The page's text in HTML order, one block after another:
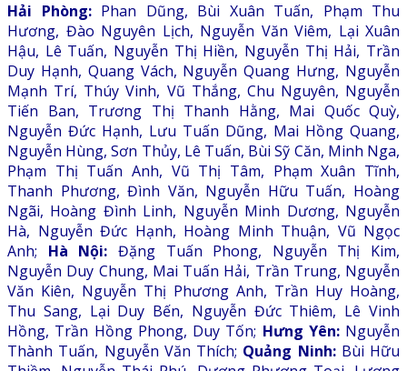
Hải Phòng:Phan Dũng, Bùi Xuân Tuấn, Phạm Thu
Hương, Đào Nguyên Lịch, Nguyễn Văn Viêm, Lại Xuân
Hậu, Lê Tuấn, Nguyễn Thị Hiền, Nguyễn Thị Hải, Trần
Duy Hạnh, Quang Vách, Nguyễn Quang Hưng, Nguyễn
Mạnh Trí, Thúy Vinh, Vũ Thắng, Chu Nguyên, Nguyễn
Tiến Ban, Trương Thị Thanh Hằng, Mai Quốc Quỳ,
Nguyễn Đức Hạnh, Lưu Tuấn Dũng, Mai Hồng Quang,
Nguyễn Hùng, Sơn Thủy, Lê Tuấn, Bùi Sỹ Căn, Minh Nga,
Phạm Thị Tuấn Anh, Vũ Thị Tâm, Phạm Xuân Tĩnh,
Thanh Phương, Đình Văn, Nguyễn Hữu Tuấn, Hoàng
Ngãi, Hoàng Đình Linh, Nguyễn Minh Dương, Nguyễn
Hà, Nguyễn Đức Hạnh, Hoàng Minh Thuận, Vũ Ngọc
Anh; Hà Nội: Đặng Tuấn Phong, Nguyễn Thị Kim,
Nguyễn Duy Chung, Mai Tuấn Hải, Trần Trung, Nguyễn
Văn Kiên, Nguyễn Thị Phương Anh, Trần Huy Hoàng,
Thu Sang, Lại Duy Bến, Nguyễn Đức Thiêm, Lê Vinh
Hồng, Trần Hồng Phong, Duy Tốn; Hưng Yên:Nguyễn
Thành Tuấn, Nguyễn Văn Thích; Quảng Ninh:Bùi Hữu